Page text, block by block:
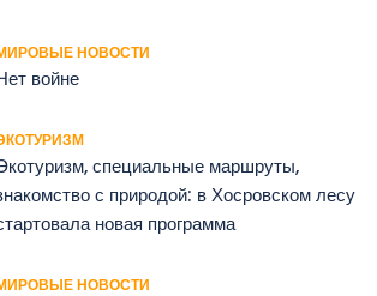
НОВОСТИ
войне
специальные маршруты,
с природой: в Хосровском лесу
новая программа
НОВОСТИ